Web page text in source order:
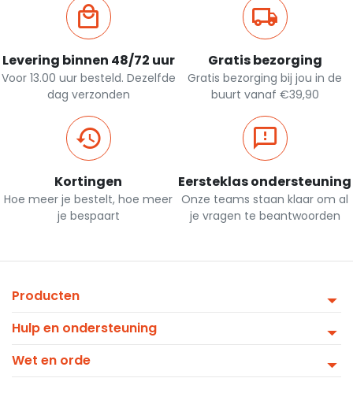
Levering binnen 48/72 uur
Voor 13.00 uur besteld. Dezelfde
dag verzonden
Gratis bezorging
Gratis bezorging bij jou in de
buurt vanaf €39,90
Kortingen
Hoe meer je bestelt, hoe meer
je bespaart
Eersteklas ondersteuning
Onze teams staan klaar om al
je vragen te beantwoorden
Producten
Hulp en ondersteuning
Wet en orde